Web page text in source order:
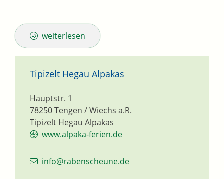
weiterlesen
Tipizelt Hegau Alpakas
Tipizelt Hegau Alpakas
Hauptstr. 1
78250Tengen / Wiechs a.R.
www.alpaka-ferien.de
info@rabenscheune.de